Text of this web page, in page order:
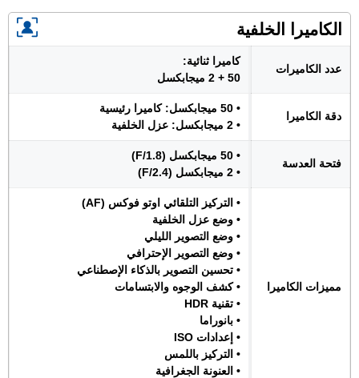
الكاميرا الخلفية
عدد الكاميرات
كاميرا ثنائية:
50 + 2 ميجابكسل
دقة الكاميرا
• 50 ميجابكسل: كاميرا رئيسية
• 2 ميجابكسل: عزل الخلفية
فتحة العدسة
• 50 ميجابكسل (F/1.8)
• 2 ميجابكسل (F/2.4)
مميزات الكاميرا
• التركيز التلقائي اوتو فوكس (AF)
• وضع عزل الخلفية
• وضع التصوير الليلي
• وضع التصوير الإحترافي
• تحسين التصوير بالذكاء الإصطناعي
• كشف الوجوه والابتسامات
• تقنية HDR
• بانوراما
• إعدادات ISO
• التركيز باللمس
• العنونة الجغرافية